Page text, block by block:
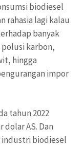
biodiesel
rahasia lagi kalau
banyak
polusi karbon,
hingga
impor
tahun 2022
dolar AS. Dan
biodiesel